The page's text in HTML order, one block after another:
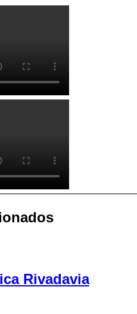
Rivadavia